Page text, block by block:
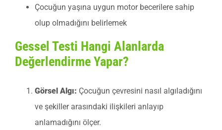
Çocuğun yaşına uygun motor becerilere sahip
olup olmadığını belirlemek
Gessel Testi Hangi Alanlarda
Değerlendirme Yapar?
Görsel Algı: Çocuğun çevresini nasıl algıladığını
ve şekiller arasındaki ilişkileri anlayıp
anlamadığını ölçer.